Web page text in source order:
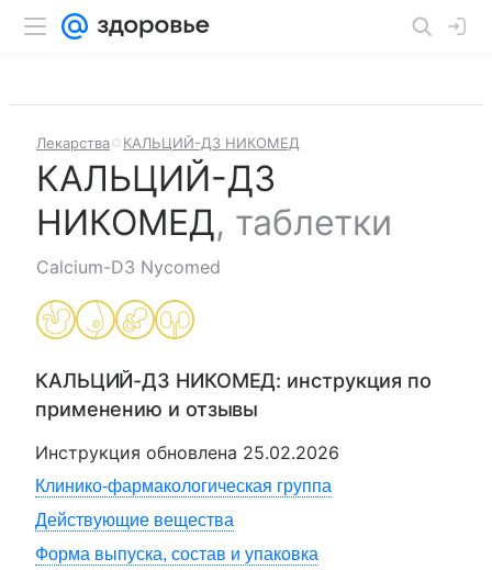
Лекарства КАЛЬЦИЙ-Д3 НИКОМЕД
КАЛЬЦИЙ-Д3
НИКОМЕД, таблетки
Calcium-D3 Nycomed
КАЛЬЦИЙ-Д3 НИКОМЕД: инструкция по
применению и отзывы
Инструкция обновлена 25.02.2026
Клинико-фармакологическая группа
Действующие вещества
Форма выпуска, состав и упаковка